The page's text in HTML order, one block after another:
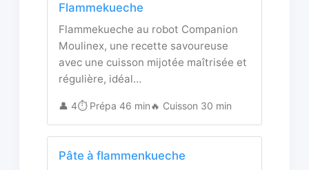
Flammekueche
Flammekueche au robot Companion
Moulinex, une recette savoureuse
avec une cuisson mijotée maîtrisée et
régulière, idéal…
👤 4⏱️ Prépa 46 min🔥 Cuisson 30 min
Pâte à flammenkueche